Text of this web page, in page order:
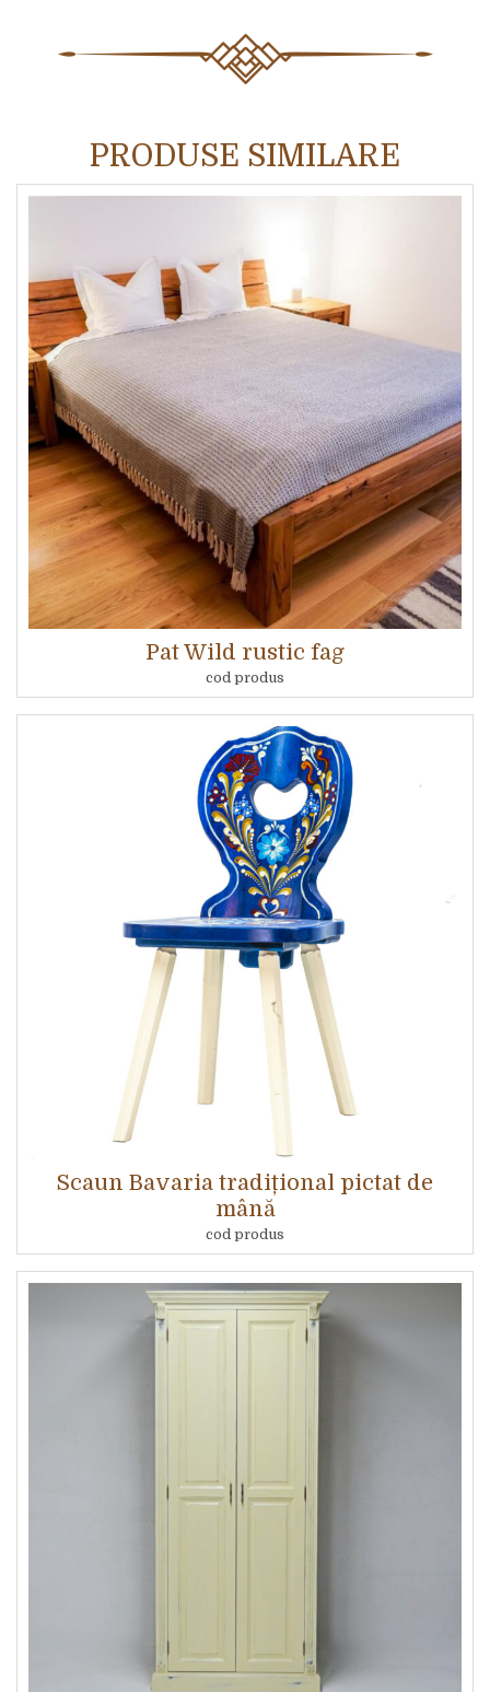
PRODUSE SIMILARE
Pat Wild rustic fag
cod produs
Scaun Bavaria tradițional pictat de
mână
cod produs